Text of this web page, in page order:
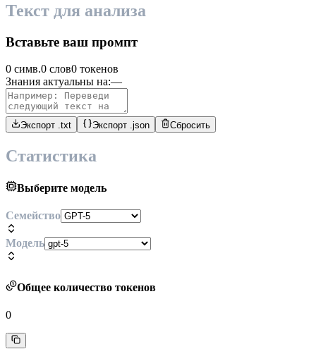
Текст для анализа
Вставьте ваш промпт
0 симв.0 слов0 токенов
Знания актуальны на:—
Экспорт .txt Экспорт .json Сбросить
Статистика
Выберите модель
Семейство
Модель
Общее количество токенов
0